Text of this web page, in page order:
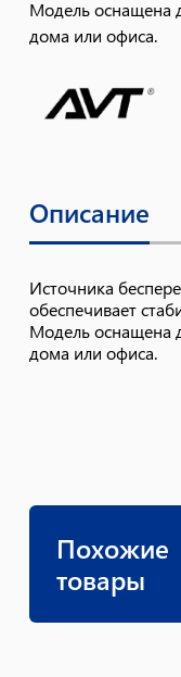
Модель оснащена
дома или офиса.
Описание
Источника
обеспечивает
Модель оснащена
дома или офиса.
Похожие
товары